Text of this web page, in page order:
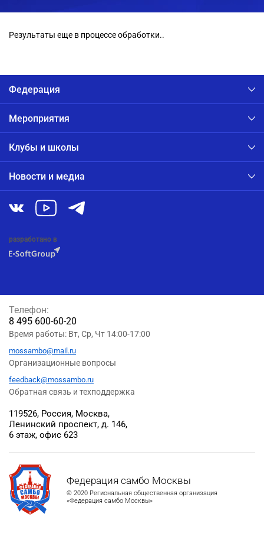
Результаты еще в процессе обработки..
Федерация
Мероприятия
Клубы и школы
Новости и медиа
разработано в
Федерация самбо Москвы
© 2020 Региональная общественная организация
«Федерация самбо Москвы»
119526, Россия, Москва,
Ленинский проспект, д. 146,
6 этаж, офис 623
Телефон:
8 495 600-60-20
Время работы: Вт, Ср, Чт 14:00-17:00
mossambo@mail.ru
Организационные вопросы
feedback@mossambo.ru
Обратная связь и техподдержка